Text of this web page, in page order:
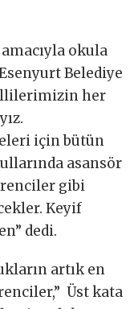
okula
Belediye
her
için bütün
asansör
gibi
Keyif
dedi.
artık en
Üst kata